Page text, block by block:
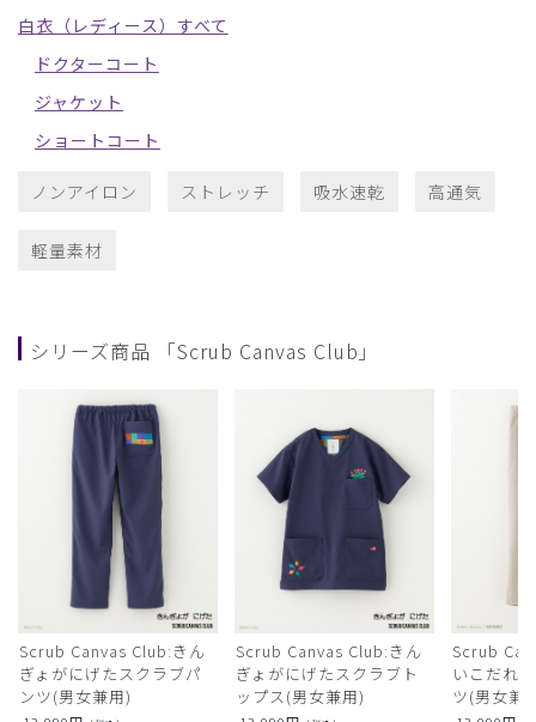
白衣（レディース）すべて
ドクターコート
ジャケット
ショートコート
ノンアイロン ストレッチ 吸水速乾 高通気
軽量素材
シリーズ商品 「Scrub Canvas Club」
Scrub Canvas Club:きん
ぎょがにげたスクラブパ
ンツ(男女兼用)
Scrub Canvas Club:きん
ぎょがにげたスクラブト
ップス(男女兼用)
Scrub
いこだれ
ツ(男女兼